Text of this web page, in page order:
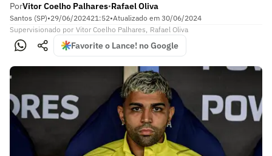
PorVitor Coelho Palhares•Rafael Oliva
Santos (SP)•29/06/202421:52•Atualizado em 30/06/2024
Supervisionado por Vitor Coelho Palhares, Rafael Oliva
Favorite o Lance! no Google